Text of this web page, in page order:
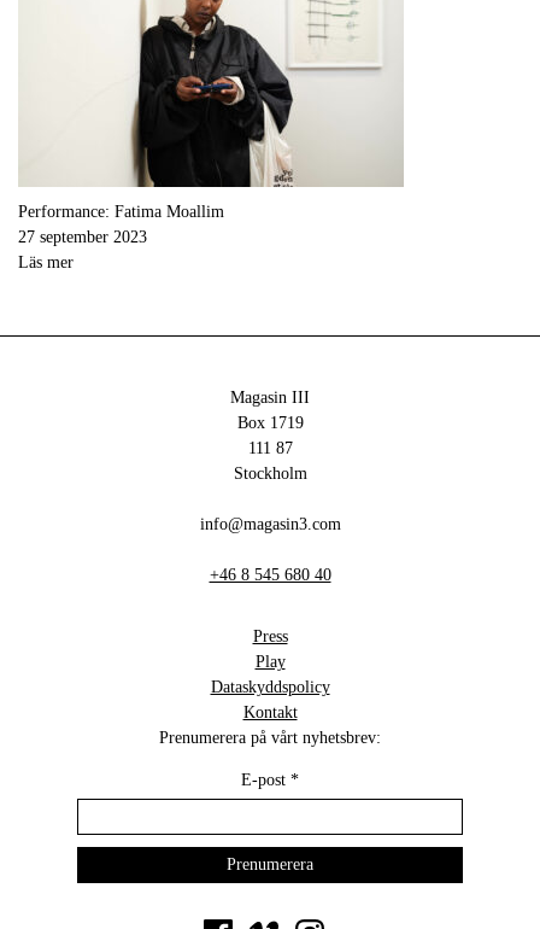
Performance: Fatima Moallim
27 september 2023
Läs mer
Magasin III
Box 1719
111 87
Stockholm
info@magasin3.com
+46 8 545 680 40
Press
Play
Dataskyddspolicy
Kontakt
Prenumerera på vårt nyhetsbrev:
E-post *